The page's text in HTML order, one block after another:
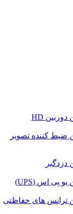
دوربین HD
ضبط کننده تصویر
دزدگیر
یو پی اس (UPS)
ترانس های حفاظتی